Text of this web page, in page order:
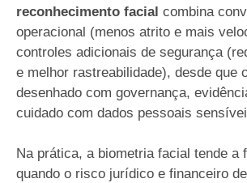
reconhecimento facial combina
operacional (menos atrito e mais
controles adicionais de segurança
e melhor rastreabilidade), desde que
desenhado com governança,
cuidado com dados pessoais
Na prática, a biometria facial tende a
quando o risco jurídico e financeiro